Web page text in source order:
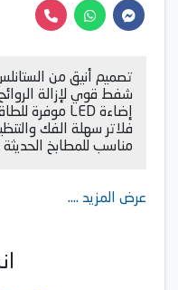
تصميم أنيق من
شفط قوي لإزالة
إضاءة LED موفرة للطاقة
فلاتر سهلة الفك
مناسب للمطابخ
عرض المزيد ....